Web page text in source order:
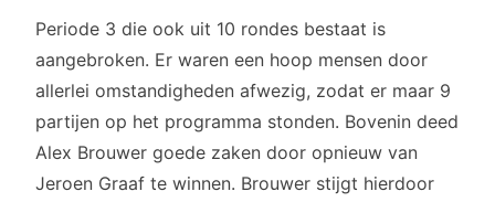
Periode 3 die ook uit 10 rondes bestaat is
aangebroken. Er waren een hoop mensen door
allerlei omstandigheden afwezig, zodat er maar 9
partijen op het programma stonden. Bovenin deed
Alex Brouwer goede zaken door opnieuw van
Jeroen Graaf te winnen. Brouwer stijgt hierdoor